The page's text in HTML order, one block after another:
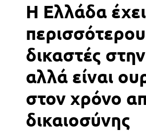
Η Ελλάδα
δικαστές
αλλά είναι
στον χρόνο
δικαιοσύνης